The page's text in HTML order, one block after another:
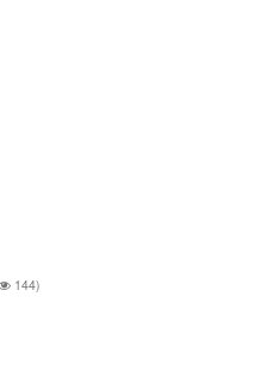
144)